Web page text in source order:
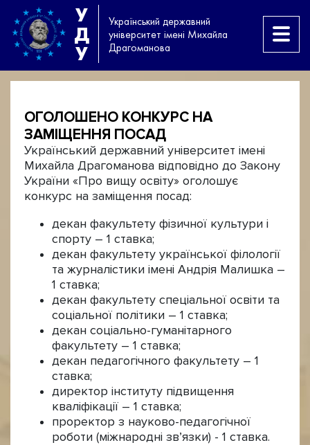
У
Д
У
Український державний
університет імені Михайла
Драгоманова
ОГОЛОШЕНО КОНКУРС НА
ЗАМІЩЕННЯ ПОСАД
Український державний університет імені
Михайла Драгоманова відповідно до Закону
України «Про вищу освіту» оголошує
конкурс на заміщення посад:
декан факультету фізичної культури і
спорту – 1 ставка;
декан факультету української філології
та журналістики імені Андрія Малишка –
1 ставка;
декан факультету спеціальної освіти та
соціальної політики – 1 ставка;
декан соціально-гуманітарного
факультету – 1 ставка;
декан педагогічного факультету – 1
ставка;
директор інституту підвищення
кваліфікації – 1 ставка;
проректор з науково-педагогічної
роботи (міжнародні зв’язки) - 1 ставка.